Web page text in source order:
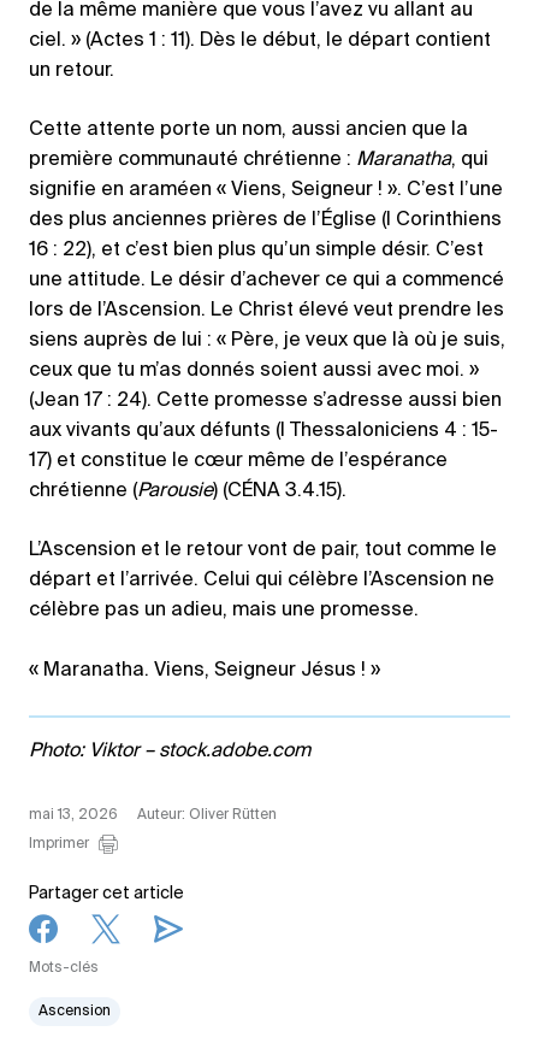
de la même manière que vous l’avez vu allant au
ciel. » (Actes 1 : 11). Dès le début, le départ contient
un retour.
Cette attente porte un nom, aussi ancien que la
première communauté chrétienne : Maranatha, qui
signifie en araméen « Viens, Seigneur ! ». C’est l’une
des plus anciennes prières de l’Église (I Corinthiens
16 : 22), et c’est bien plus qu’un simple désir. C’est
une attitude. Le désir d’achever ce qui a commencé
lors de l’Ascension. Le Christ élevé veut prendre les
siens auprès de lui : « Père, je veux que là où je suis,
ceux que tu m’as donnés soient aussi avec moi. »
(Jean 17 : 24). Cette promesse s’adresse aussi bien
aux vivants qu’aux défunts (I Thessaloniciens 4 : 15-
17) et constitue le cœur même de l’espérance
chrétienne (Parousie) (CÉNA 3.4.15).
L’Ascension et le retour vont de pair, tout comme le
départ et l’arrivée. Celui qui célèbre l’Ascension ne
célèbre pas un adieu, mais une promesse.
« Maranatha. Viens, Seigneur Jésus ! »
Photo: Viktor – stock.adobe.com
mai 13, 2026
Auteur: Oliver Rütten
Imprimer
Partager cet article
Mots-clés
Ascension